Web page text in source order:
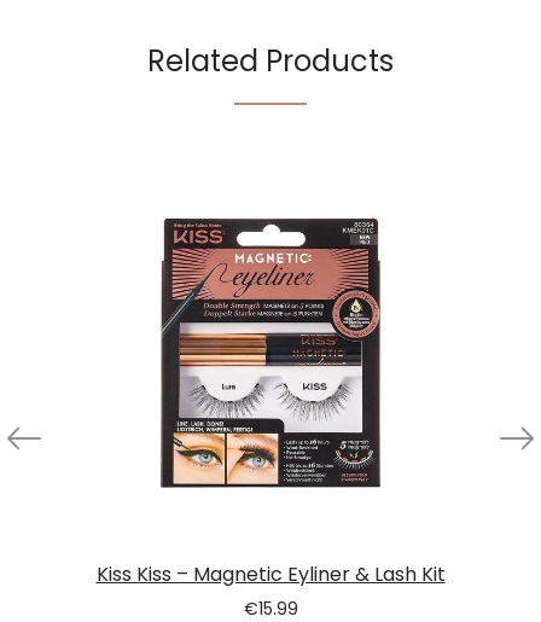
Related Products
Kiss Kiss – Magnetic Eyliner & Lash Kit
€15.99